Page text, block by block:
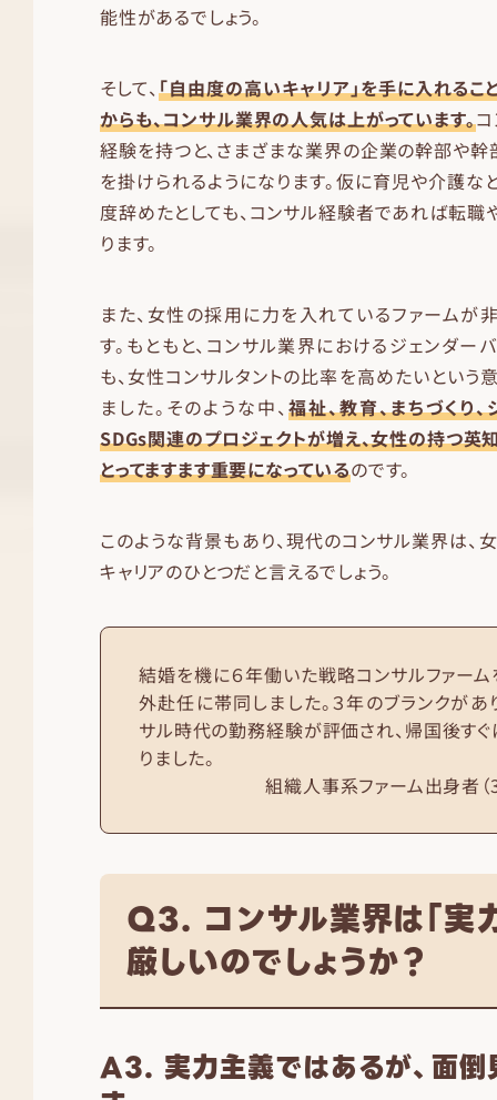
能性があるでしょう。
そして、「自由度の高いキャリア」を手に入れるこ
からも、コンサル業界の人気は上がっています。コ
経験を持つと、さまざまな業界の企業の幹部や幹
を掛けられるようになります。仮に育児や介護な
度辞めたとしても、コンサル経験者であれば転職
ります。
また、女性の採用に力を入れているファームが
す。もともと、コンサル業界におけるジェンダー
も、女性コンサルタントの比率を高めたいという
ました。そのような中、福祉、教育、まちづくり
SDGs関連のプロジェクトが増え、女性の持つ英
とってますます重要になっているのです。
このような背景もあり、現代のコンサル業界は、
キャリアのひとつだと言えるでしょう。
結婚を機に６年働いた戦略コンサルファー
外赴任に帯同しました。３年のブランクがあ
サル時代の勤務経験が評価され、帰国後す
りました。
組織人事系ファーム出身者
Q3. コンサル業界は「実
厳しいのでしょうか？
A3. 実力主義ではあるが、面倒